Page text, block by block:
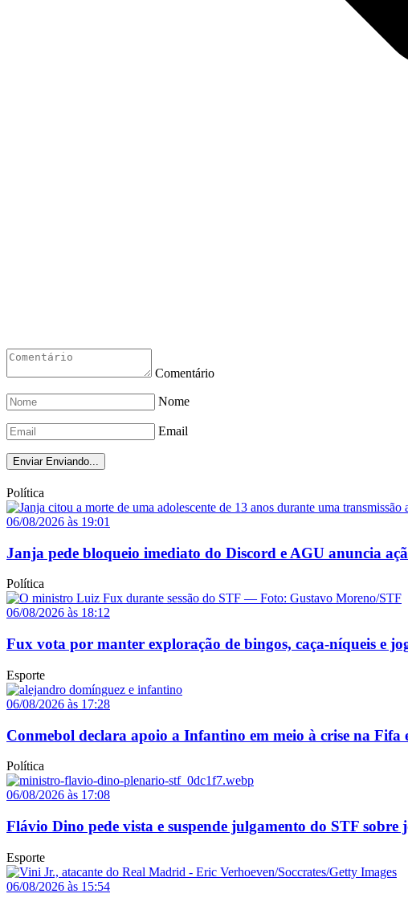
Comentário
Nome
Email
Enviar Enviando...
Política
06/08/2026 às 19:01
Janja pede bloqueio imediato do Discord e AGU anuncia
Política
06/08/2026 às 18:12
Fux vota por manter exploração de bingos, caça-níqueis e
Esporte
06/08/2026 às 17:28
Conmebol declara apoio a Infantino em meio à crise na Fifa
Política
06/08/2026 às 17:08
Flávio Dino pede vista e suspende julgamento do STF sobre
Esporte
06/08/2026 às 15:54